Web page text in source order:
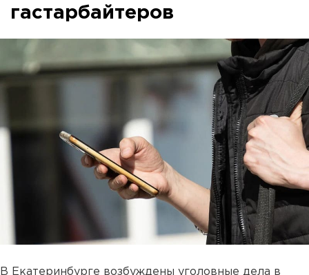
гастарбайтеров
В Екатеринбурге возбуждены уголовные дела в